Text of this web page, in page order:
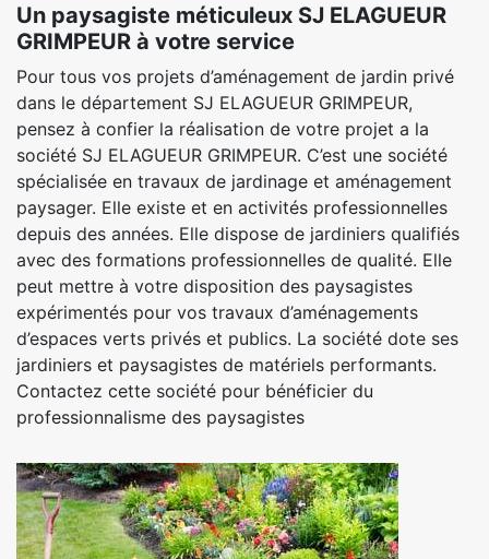
Un paysagiste méticuleux SJ ELAGUEUR
GRIMPEUR à votre service
Pour tous vos projets d’aménagement de jardin privé
dans le département SJ ELAGUEUR GRIMPEUR,
pensez à confier la réalisation de votre projet a la
société SJ ELAGUEUR GRIMPEUR. C’est une société
spécialisée en travaux de jardinage et aménagement
paysager. Elle existe et en activités professionnelles
depuis des années. Elle dispose de jardiniers qualifiés
avec des formations professionnelles de qualité. Elle
peut mettre à votre disposition des paysagistes
expérimentés pour vos travaux d’aménagements
d’espaces verts privés et publics. La société dote ses
jardiniers et paysagistes de matériels performants.
Contactez cette société pour bénéficier du
professionnalisme des paysagistes